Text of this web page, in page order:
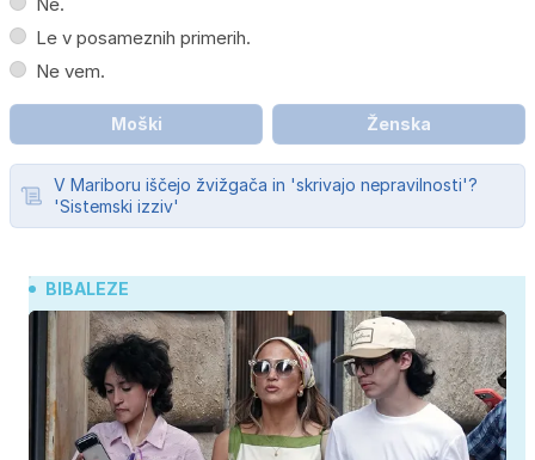
Ne.
Le v posameznih primerih.
Ne vem.
Moški Ženska
V Mariboru iščejo žvižgača in 'skrivajo nepravilnosti'?
'Sistemski izziv'
BIBALEZE